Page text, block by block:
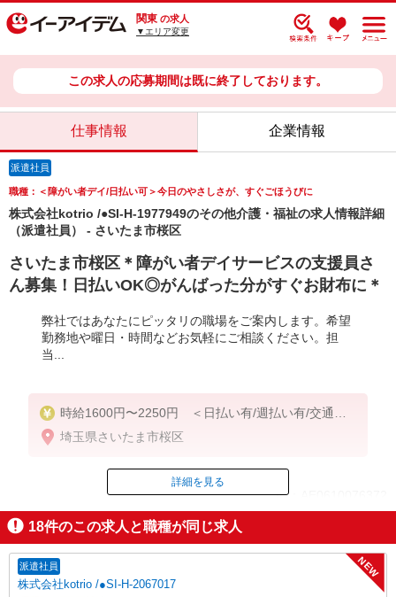
関東 の求人
▼エリア変更
この求人の応募期間は既に終了しております。
仕事情報 企業情報
派遣社員
職種：＜障がい者デイ/日払い可＞今日のやさしさが、すぐごほうびに
株式会社kotrio /●SI-H-1977949のその他介護・福祉の求人情報詳細
（派遣社員） - さいたま市桜区
さいたま市桜区＊障がい者デイサービスの支援員さ
ん募集！日払いOK◎がんばった分がすぐお財布に＊
弊社ではあなたにピッタリの職場をご案内します。希望
勤務地や曜日・時間などお気軽にご相談ください。担
当...
時給1600円〜2250円 ＜日払い有/週払い有/交通費
全支給(ガソリン代含む)＞
埼玉県さいたま市桜区
ID：AE0610076372
掲載期間終了
詳細を見る
18件のこの求人と職種が同じ求人
派遣社員
株式会社kotrio /●SI-H-2067017
NEW